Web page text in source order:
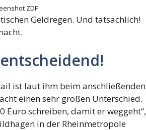
ZDF
Geldregen. Und tatsächlich!
ist laut ihm beim anschließenden
einen sehr großen Unterschied.
Euro schreiben, damit er weggeht“,
in der Rheinmetropole